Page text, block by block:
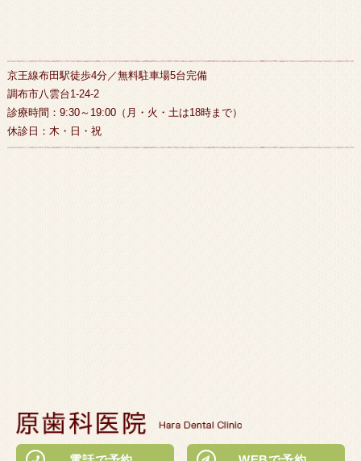
京王線布田駅徒歩4分／無料駐車場5台完備
調布市八雲台1-24-2
診療時間：9:30～19:00（月・火・土は18時まで）
休診日：木・日・祝